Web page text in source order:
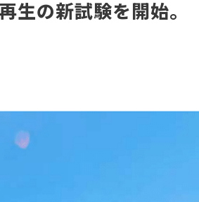
生の新試験を開始。